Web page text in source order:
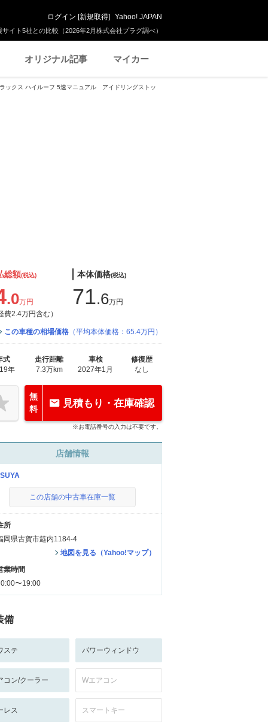
イト5社との比較（2026年2月株式会社プラグ調べ）
ログイン [新規取得] Yahoo! JAPAN
オリジナル記事 マイカー
ックス ハイルーフ 5速マニュアル アイドリングストッ
総額(税込)
.0万円
費2.4万円含む）
本体価格(税込)
71.6万円
この車種の相場価格 （平均本体価格：65.4万円）
式
年
走行距離
7.3万km
車検
2027年1月
修復歴
なし
無
料
見積もり・在庫確認
※お電話番号の入力は不要です。
店舗情報
この店舗の中古車在庫一覧
所
岡県古賀市筵内1184-4
地図を見る（Yahoo!マップ）
業時間
〜19:00
備
ステ パワーウィンドウ
コン/クーラー Wエアコン
レス スマートキー